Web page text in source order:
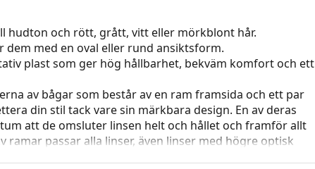
hudton och rött, grått, vitt eller mörkblont hår.
med en oval eller rund ansiktsform.
plast som ger hög hållbarhet, bekväm komfort och ett
av bågar som består av en ram framsida och ett par
din stil tack vare sin märkbara design. En av deras
att de omsluter linsen helt och hållet och framför allt
ramar passar alla linser, även linser med högre optisk